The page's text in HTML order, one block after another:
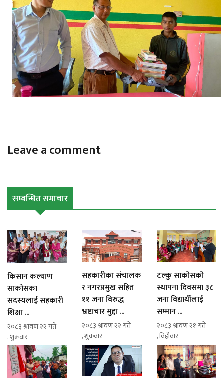
Leave a comment
सम्बन्धित समाचार
किसान कल्याण
साकोसका
सदस्यलाई सहकारी
शिक्षा ...
२०८३ श्रावण २२ गते
, शुक्रवार
सहकारीका संचालक
र नगरप्रमुख सहित
११ जना विरुद्ध
भ्रष्टाचार मुद्दा ...
२०८३ श्रावण २२ गते
, शुक्रवार
टल्कु साकोसको
स्थापना दिवसमा ३८
जना विद्यार्थीलाई
सम्मान ...
२०८३ श्रावण २१ गते
, विहीवार